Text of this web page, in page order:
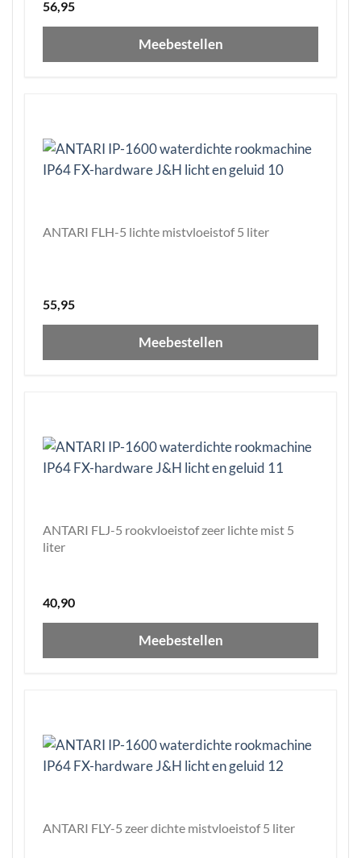
56,95
Meebestellen
ANTARI FLH-5 lichte mistvloeistof 5 liter
55,95
Meebestellen
ANTARI FLJ-5 rookvloeistof zeer lichte mist 5
liter
40,90
Meebestellen
ANTARI FLY-5 zeer dichte mistvloeistof 5 liter